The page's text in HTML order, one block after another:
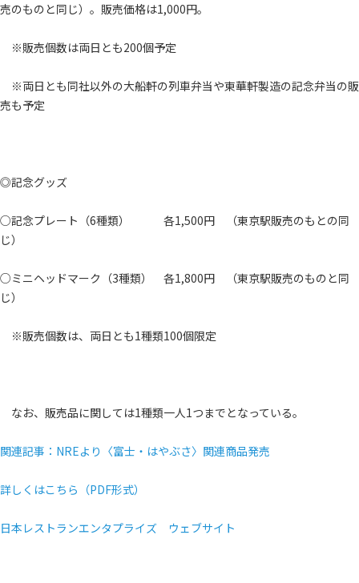
売のものと同じ）。販売価格は1,000円。
※販売個数は両日とも200個予定
※両日とも同社以外の大船軒の列車弁当や東華軒製造の記念弁当の販
売も予定
◎記念グッズ
○記念プレート（6種類） 各1,500円 （東京駅販売のもとの同
じ）
○ミニヘッドマーク（3種類） 各1,800円 （東京駅販売のものと同
じ）
※販売個数は、両日とも1種類100個限定
なお、販売品に関しては1種類一人1つまでとなっている。
関連記事：NREより〈富士・はやぶさ〉関連商品発売
詳しくはこちら（PDF形式）
日本レストランエンタプライズ ウェブサイト